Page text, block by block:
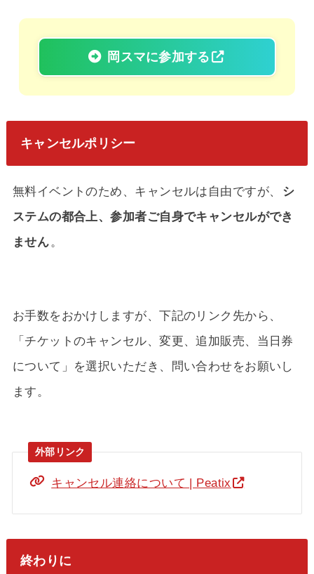
岡スマに参加する
キャンセルポリシー
無料イベントのため、キャンセルは自由ですが、
シ
ステムの都合上、参加者ご自身でキャンセルができ
ません 。
お手数をおかけしますが、下記のリンク先から、
「チケットのキャンセル、変更、追加販売、当日券
について」を選択いただき、問い合わせをお願いし
ます。
キャンセル連絡について | Peatix
終わりに